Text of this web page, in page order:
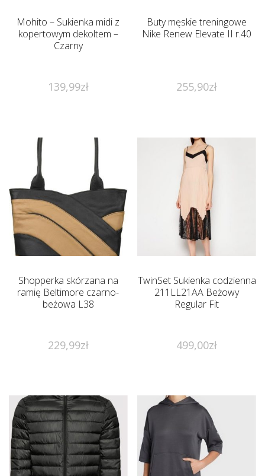
Mohito – Sukienka midi z
kopertowym dekoltem –
Czarny
139,99zł
Buty męskie treningowe
Nike Renew Elevate II r.40
255,90zł
Shopperka skórzana na
ramię Beltimore czarno-
beżowa L38
229,99zł
TwinSet Sukienka codzienna
211LL21AA Beżowy
Regular Fit
499,00zł